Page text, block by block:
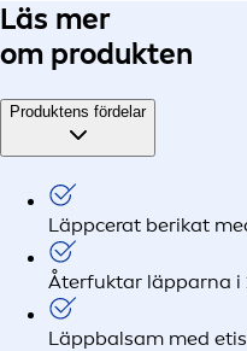
Läs mer
om produkten
Produktens fördelar
Läppcerat berikat
Återfuktar läpparna i
Läppbalsam med